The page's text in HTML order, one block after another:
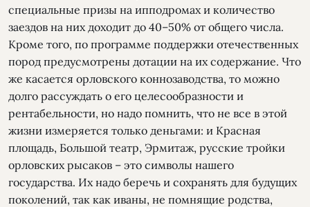
специальные призы на ипподромах и количество
заездов на них доходит до 40–50% от общего числа.
Кроме того, по программе поддержки отечественных
пород предусмотрены дотации на их содержание. Что
же касается орловского коннозаводства, то можно
долго рассуждать о его целесообразности и
рентабельности, но надо помнить, что не все в этой
жизни измеряется только деньгами: и Красная
площадь, Большой театр, Эрмитаж, русские тройки
орловских рысаков – это символы нашего
государства. Их надо беречь и сохранять для будущих
поколений, так как иваны, не помнящие родства,